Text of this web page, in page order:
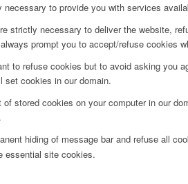
to provide you with services
strictly necessary to deliver the website,
prompt you to accept/refuse cookies
to refuse cookies but to avoid asking you
set cookies in our domain.
stored cookies on your computer in our
hiding of message bar and refuse all
essential site cookies.